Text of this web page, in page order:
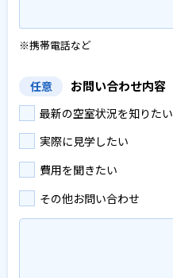
※携帯電話など
任意 お問い合わせ内容
最新の空室状況を知りたい
実際に見学したい
費用を聞きたい
その他お問い合わせ